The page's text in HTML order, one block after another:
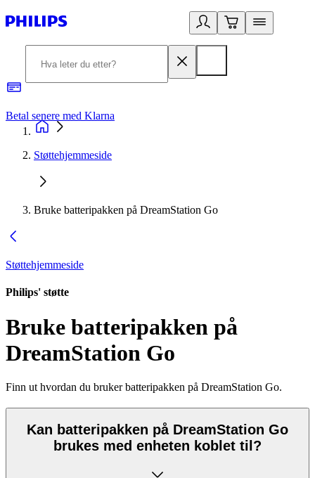
Betal senere med Klarna
Støttehjemmeside
Bruke batteripakken på DreamStation Go
Støttehjemmeside
Philips' støtte
Bruke batteripakken på
DreamStation Go
Finn ut hvordan du bruker batteripakken på DreamStation Go.
Kan batteripakken på DreamStation Go
brukes med enheten koblet til?